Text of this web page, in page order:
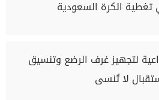
تغطية الكرة السعودية
لتجهيز غرف الرضع وتنسيق
لا تُنسى